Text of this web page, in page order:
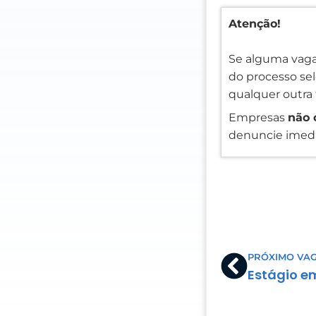
Atenção!
Se alguma
do processo
qualquer outra
Empresas não
denuncie
Prev
PRÓXIMO
Estágio